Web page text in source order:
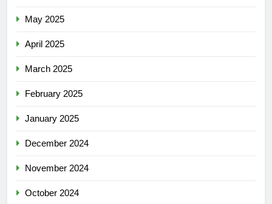
May 2025
April 2025
March 2025
February 2025
January 2025
December 2024
November 2024
October 2024